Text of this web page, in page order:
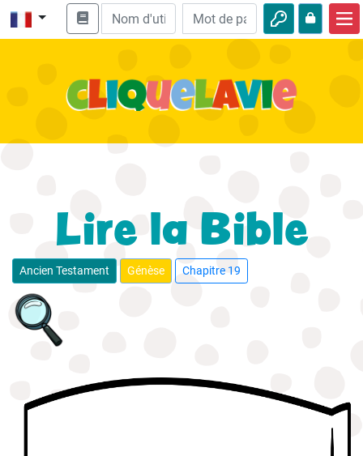
Enseignement biblique
Aventures
Loisirs
Lire la Bible
Ancien Testament Génèse Chapitre 19